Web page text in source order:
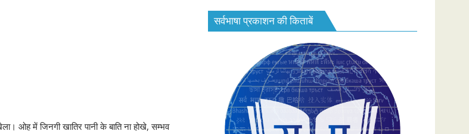
ओह में जिनगी खातिर पानी के बाति ना होखे, सम्भव
सर्वभाषा प्रकाशन की किताबें